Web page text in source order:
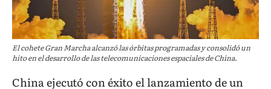
El cohete Gran Marcha alcanzó las órbitas programadas y consolidó un
hito en el desarrollo de las telecomunicaciones espaciales de China.
China ejecutó con éxito el lanzamiento de un